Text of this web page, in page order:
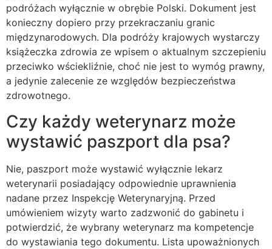
podróżach wyłącznie w obrębie Polski. Dokument jest
konieczny dopiero przy przekraczaniu granic
międzynarodowych. Dla podróży krajowych wystarczy
książeczka zdrowia ze wpisem o aktualnym szczepieniu
przeciwko wściekliźnie, choć nie jest to wymóg prawny,
a jedynie zalecenie ze względów bezpieczeństwa
zdrowotnego.
Czy każdy weterynarz może
wystawić paszport dla psa?
Nie, paszport może wystawić wyłącznie lekarz
weterynarii posiadający odpowiednie uprawnienia
nadane przez Inspekcję Weterynaryjną. Przed
umówieniem wizyty warto zadzwonić do gabinetu i
potwierdzić, że wybrany weterynarz ma kompetencje
do wystawiania tego dokumentu. Lista upoważnionych